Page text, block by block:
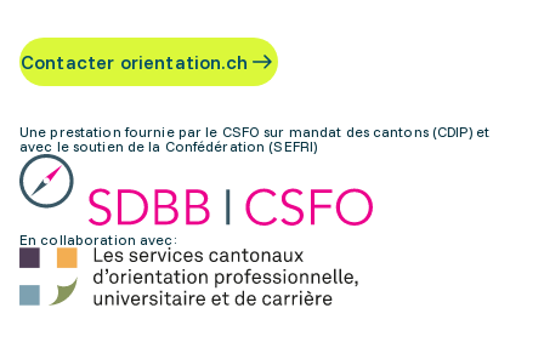
Contacter orientation.ch
Une prestation fournie par le CSFO sur mandat des cantons (CDIP) et
avec le soutien de la Confédération (SEFRI)
En collaboration avec: